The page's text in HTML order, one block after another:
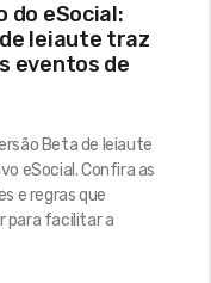
do eSocial:
leiaute traz
eventos de
Beta de leiaute
eSocial. Confira as
e regras que
para facilitar a